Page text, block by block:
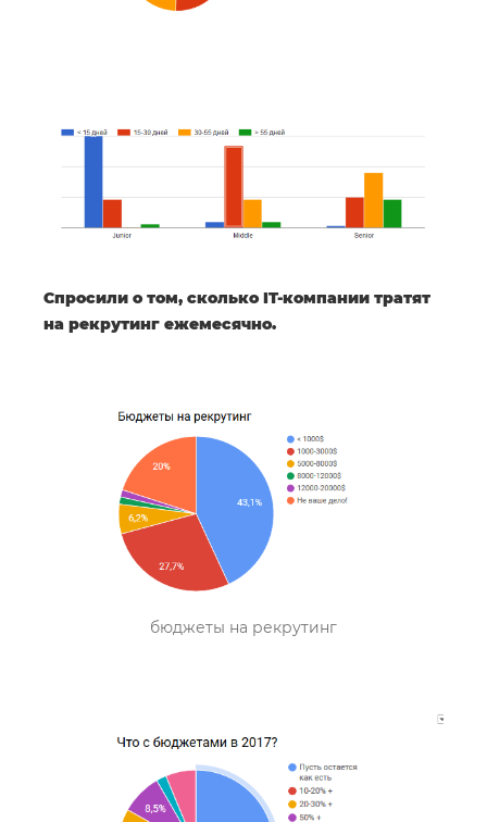
Спросили о том, сколько IT-компании тратят
на рекрутинг ежемесячно.
бюджеты на рекрутинг